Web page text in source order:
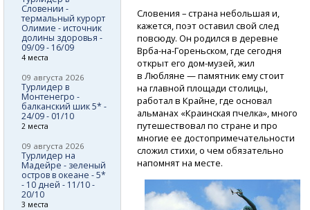
Словения – страна небольшая и,
кажется, поэт оставил свой след
повсюду. Он родился в деревне
Врба-на-Гореньском,где сегодня
открыт егодом-музей,жил
в Любляне — памятник ему стоит
на главной площади столицы,
работал в Крайне, где основал
альманах «Краинская пчелка», много
путешествовал по стране и про
многие ее достопримечательности
сложил стихи, о чем обязательно
напомнят на месте.
Словении -
термальный курорт
Олимие - источник
долины здоровья -
09/09 - 16/09
4 места
09 августа 2026
Турлидер в
Монтенегро -
балканский шик 5* -
24/09 - 01/10
2 места
09 августа 2026
Турлидер на
Мадейре - зеленый
остров в океане - 5*
- 10 дней - 11/10 -
20/10
3 места